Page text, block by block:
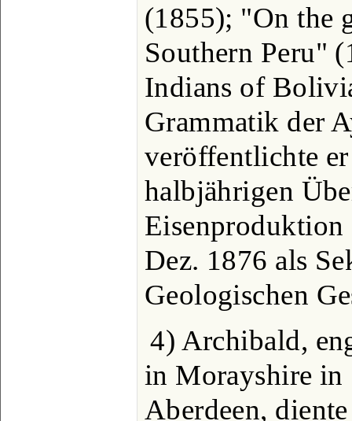
(1855); "On the
Southern Peru"
Indians of
Grammatik der
veröffentlichte
halbjährigen
Eisenproduktion
Dez. 1876 als
Geologischen
4) Archibald,
in Morayshire in
Aberdeen,